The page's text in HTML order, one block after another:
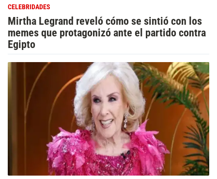
CELEBRIDADES
Mirtha Legrand reveló cómo se sintió con los
memes que protagonizó ante el partido contra
Egipto